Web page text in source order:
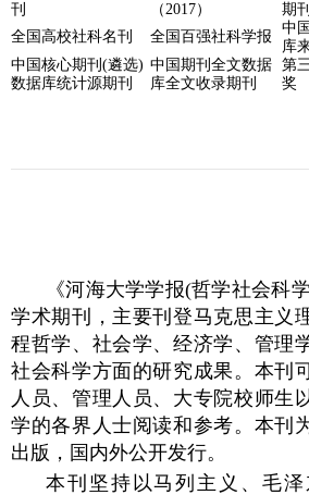
刊
（2017）
期刊
全国高校社科名刊
全国百强社科学报
中
库
中国核心期刊(遴选)
数据库统计源期刊
中国期刊全文数据
库全文收录期刊
第
奖
《河海大学学报(哲学社会科
学术期刊，主要刊登马克思主义
程哲学、社会学、经济学、管理
社会科学方面的研究成果。本刊
人员、管理人员、大专院校师生
学的各界人士阅读和参考。本刊
出版，国内外公开发行。
本刊坚持以马列主义、毛